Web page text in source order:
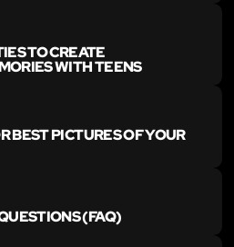
TO CREATE
WITH TEENS
BEST PICTURES OF YOUR
(FAQ)